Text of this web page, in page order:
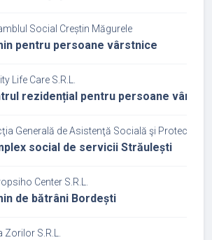
Social Creștin Măgurele
pentru persoane vârstnice
Life Care S.R.L.
rezidențial pentru persoane
Generală de Asistenţă Socială şi Protecţia
social de servicii Străulești
Center S.R.L.
de bătrâni Bordești
Zorilor S.R.L.